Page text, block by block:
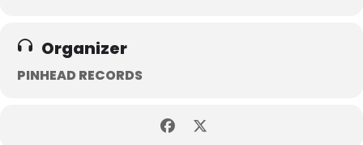
Organizer
PINHEAD RECORDS